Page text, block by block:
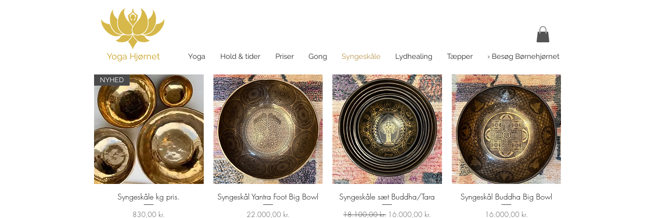
Yoga Hjørnet Yoga Hold & tider Priser Gong Syngeskåle Lydhealing Tæpper › Besøg Børnehjørnet
Hurtigvisning
NYHED
Syngeskåle kg pris.
Pris
830,00 kr.
Hurtigvisning
Syngeskål Yantra Foot Big Bowl
Pris
22.000,00 kr.
Hurtigvisning
Syngeskåle sæt Buddha/Tara
Regulær pris
18.100,00 kr. Salgspris
16.000,00 kr.
Hurtigvisning
Syngeskål Buddha Big Bowl
Pris
16.000,00 kr.